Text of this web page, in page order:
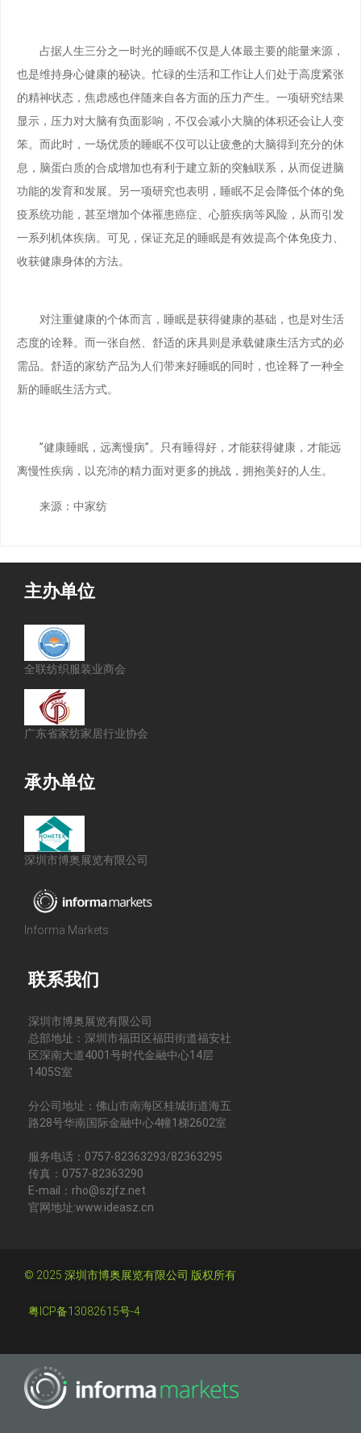
占据人生三分之一时光的睡眠不仅是人体最主要的能量来源，
也是维持身心健康的秘诀。忙碌的生活和工作让人们处于高度紧张
的精神状态，焦虑感也伴随来自各方面的压力产生。一项研究结果
显示，压力对大脑有负面影响，不仅会减小大脑的体积还会让人变
笨。而此时，一场优质的睡眠不仅可以让疲惫的大脑得到充分的休
息，脑蛋白质的合成增加也有利于建立新的突触联系，从而促进脑
功能的发育和发展。另一项研究也表明，睡眠不足会降低个体的免
疫系统功能，甚至增加个体罹患癌症、心脏疾病等风险，从而引发
一系列机体疾病。可见，保证充足的睡眠是有效提高个体免疫力、
收获健康身体的方法。
对注重健康的个体而言，睡眠是获得健康的基础，也是对生活
态度的诠释。而一张自然、舒适的床具则是承载健康生活方式的必
需品。舒适的家纺产品为人们带来好睡眠的同时，也诠释了一种全
新的睡眠生活方式。
”健康睡眠，远离慢病”。只有睡得好，才能获得健康，才能远
离慢性疾病，以充沛的精力面对更多的挑战，拥抱美好的人生。
来源：中家纺
主办单位
全联纺织服装业商会
广东省家纺家居行业协会
承办单位
深圳市博奥展览有限公司
Informa Markets
联系我们
深圳市博奥展览有限公司
总部地址：深圳市福田区福田街道福安社
区深南大道4001号时代金融中心14层
1405S室
分公司地址：佛山市南海区桂城街道海五
路28号华南国际金融中心4幢1梯2602室
服务电话：0757-82363293/82363295
传真：0757-82363290
E-mail：rho@szjfz.net
官网地址:www.ideasz.cn
© 2025 深圳市博奥展览有限公司 版权所有
粤ICP备13082615号-4